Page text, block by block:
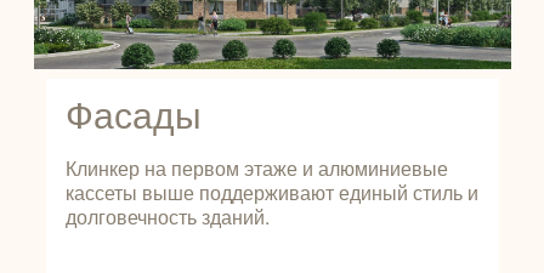
Фасады
Клинкер на первом этаже и алюминиевые
кассеты выше поддерживают единый стиль и
долговечность зданий.